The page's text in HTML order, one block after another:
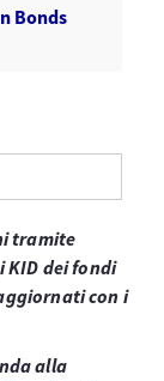
Bonds
tramite
KID dei fondi
con i
alla